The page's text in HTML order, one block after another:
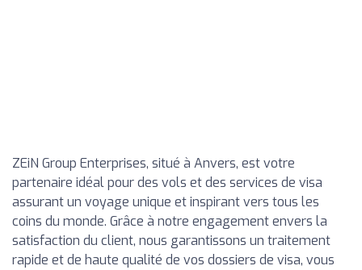
ZEiN Group Enterprises, situé à Anvers, est votre
partenaire idéal pour des vols et des services de visa
assurant un voyage unique et inspirant vers tous les
coins du monde. Grâce à notre engagement envers la
satisfaction du client, nous garantissons un traitement
rapide et de haute qualité de vos dossiers de visa, vous